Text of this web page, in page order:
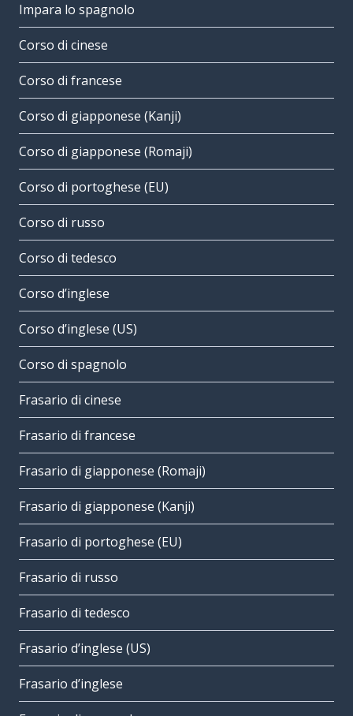
Impara lo spagnolo
Corso di cinese
Corso di francese
Corso di giapponese (Kanji)
Corso di giapponese (Romaji)
Corso di portoghese (EU)
Corso di russo
Corso di tedesco
Corso d’inglese
Corso d’inglese (US)
Corso di spagnolo
Frasario di cinese
Frasario di francese
Frasario di giapponese (Romaji)
Frasario di giapponese (Kanji)
Frasario di portoghese (EU)
Frasario di russo
Frasario di tedesco
Frasario d’inglese (US)
Frasario d’inglese